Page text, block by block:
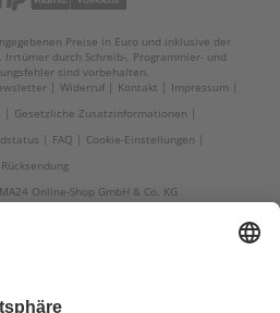
Preise in Euro und inklusive der
durch Schreib-, Programmier- und
sind vorbehalten.
Widerruf Kontakt
Impressum
Gesetzliche Zusatzinformationen
FAQ
Cookie-Einstellungen
Rücksendung
Online-Shop GmbH & Co. KG